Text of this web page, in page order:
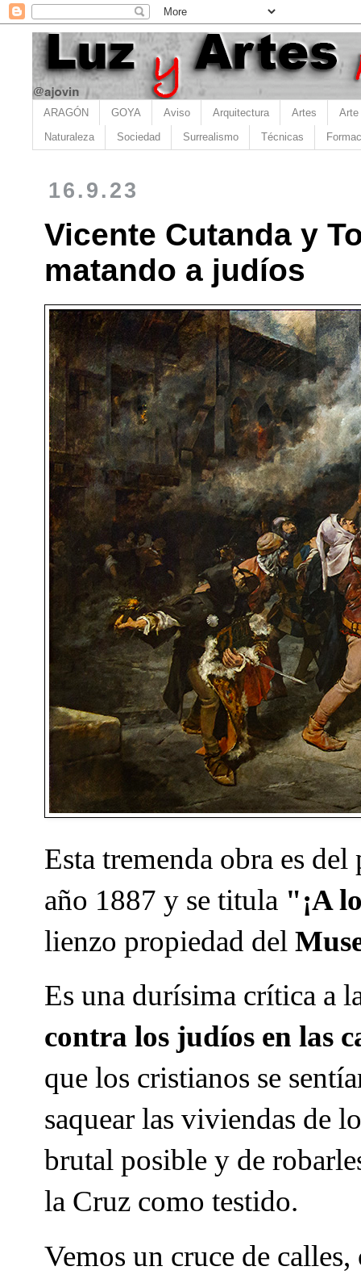
ARAGÓN GOYA Aviso Arquitectura Artes Arte
Naturaleza Sociedad Surrealismo Técnicas
16.9.23
Vicente Cutanda y
matando a judíos
Esta tremenda obra es
año 1887 y se titula "¡A
lienzo propiedad del
Es una durísima crítica a
contra los judíos en las
que los cristianos se
saquear las viviendas de
brutal posible y de
la Cruz como testido.
Vemos un cruce de